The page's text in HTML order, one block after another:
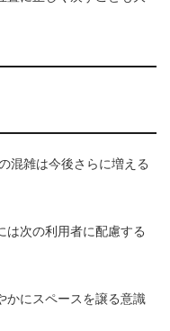
混雑は今後さらに増える
は次の利用者に配慮する
かにスペースを譲る意識